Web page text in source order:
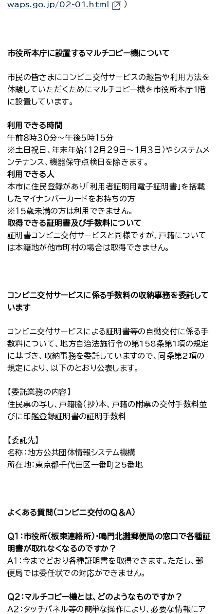
waps.go.jp/02-01.html ）
市役所本庁に設置するマルチコピー機について
市民の皆さまにコンビニ交付サービスの趣旨や利用方法を
体験していただくためにマルチコピー機を市役所本庁1階
に設置しています。
利用できる時間
午前８時３０分～午後５時１５分
※土日祝日、年末年始（１２月２９日～１月３日）やシステムメ
ンテナンス、機器保守点検日を除きます。
利用できる人
本市に住民登録があり「利用者証明用電子証明書」を搭載
したマイナンバーカードをお持ちの方
※１５歳未満の方は利用できません。
取得できる証明書及び手数料について
証明書コンビニ交付サービスと同様ですが、戸籍について
は本籍地が他市町村の場合は取得できません。
コンビニ交付サービスに係る手数料の収納事務を委託して
います
コンビニ交付サービスによる証明書等の自動交付に係る手
数料について、地方自治法施行令の第158条第1項の規定
に基づき、収納事務を委託していますので、同条第2項の
規定により、以下のとおり公表します。
【委託業務の内容】
住民票の写し、戸籍謄（抄）本、戸籍の附票の交付手数料並
びに印鑑登録証明書の証明手数料
【委託先】
名称：地方公共団体情報システム機構
所在地：東京都千代田区一番町25番地
よくある質問（コンビニ交付のＱ＆Ａ）
Ｑ１：市役所（板東連絡所）・鳴門北灘郵便局の窓口で各種証
明書が取れなくなるのですか？
Ａ１：今までどおり各種証明書を取得できます。ただし、郵
便局では委任状での対応ができません。
Ｑ２：マルチコピー機とは、どのようなものですか？
Ａ２：タッチパネル等の簡単な操作により、必要な情報にア